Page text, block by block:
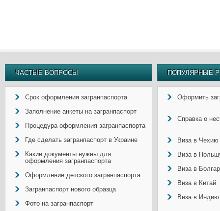
ЧАСТЫЕ ВОПРОСЫ
Срок оформления загранпаспорта
Заполнение анкеты на загранпаспорт
Процедура оформления загранпаспорта
Где сделать загранпаспорт в Украине
Какие документы нужны для
оформления загранпаспорта
Оформление детского загранпаспорта
Загранпаспорт нового образца
Фото на загранпаспорт
ПОПУЛЯРНЫЕ
Оформить
Справка о
Виза в Чехию
Виза в
Виза в
Виза в Китай
Виза в Индию